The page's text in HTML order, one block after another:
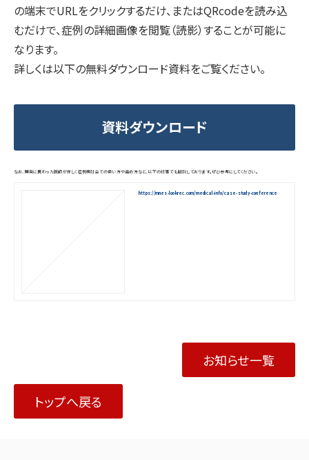
の端末でURLをクリックするだけ、またはQRcodeを読み込
むだけで、症例の詳細画像を閲覧（読影）することが可能に
なります。
詳しくは以下の無料ダウンロード資料をご覧ください。
資料ダウンロード
なお、開発に携わった医師が詳しく症例検討会での使い方や進め方など、以下の記事でも解説しております。ぜひ参考にしてください。
https://mnes-lookrec.com/medical-info/case-study-conference
お知らせ一覧
トップへ戻る